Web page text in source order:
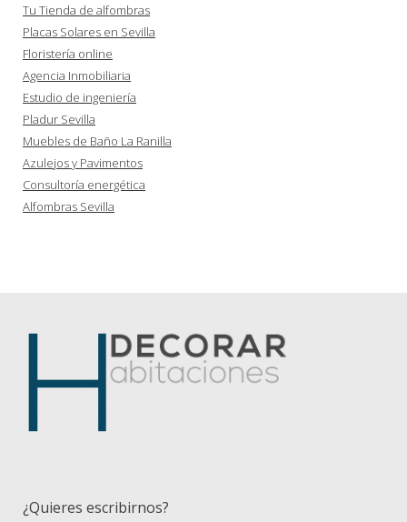
Tu Tienda de alfombras
Placas Solares en Sevilla
Floristería online
Agencia Inmobiliaria
Estudio de ingeniería
Pladur Sevilla
Muebles de Baño La Ranilla
Azulejos y Pavimentos
Consultoría energética
Alfombras Sevilla
¿Quieres escribirnos?